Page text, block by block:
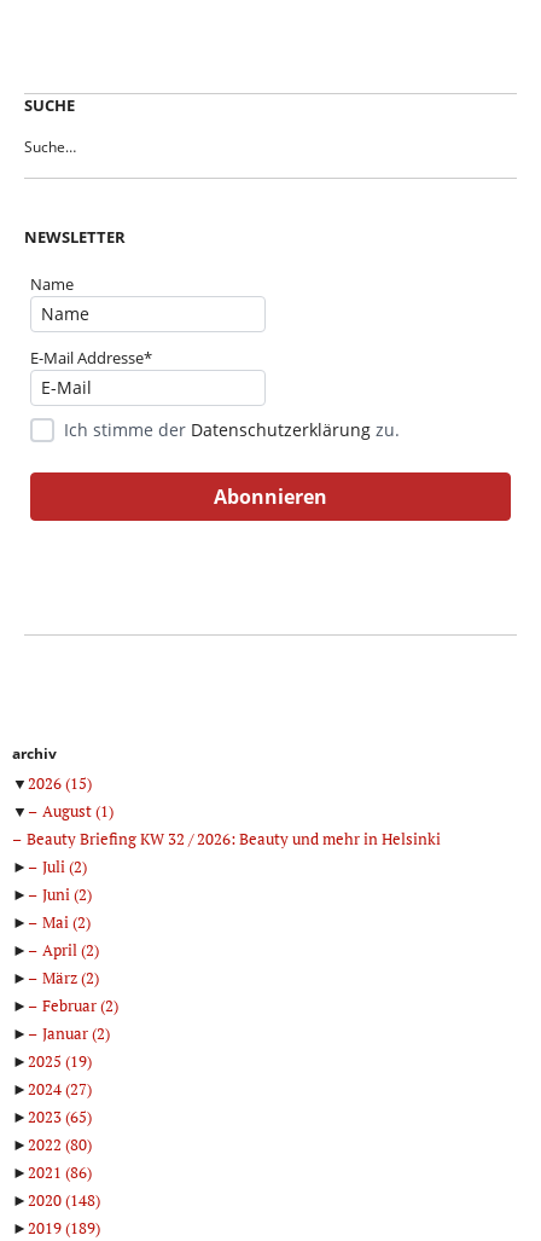
SUCHE
NEWSLETTER
Name
E-Mail Addresse*
Ich stimme der Datenschutzerklärung zu.
archiv
▼2026(15)
▼
August(1)
Beauty Briefing KW 32 / 2026: Beauty und mehr in Helsinki
►
Juli(2)
►
Juni(2)
►
Mai(2)
►
April(2)
►
März(2)
►
Februar(2)
►
Januar(2)
►2025 (19)
►2024(27)
►2023(65)
►2022 (80)
►2021 (86)
►2020(148)
►2019(189)